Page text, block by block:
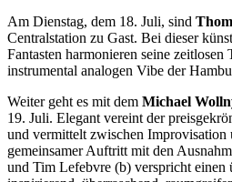
Am Dienstag, dem 18. Juli, sind
Centralstation zu Gast. Bei dieser
Fantasten harmonieren seine zeitlosen
instrumental analogen Vibe der
Weiter geht es mit dem Michael
19. Juli. Elegant vereint der
und vermittelt zwischen
gemeinsamer Auftritt mit den
und Tim Lefebvre (b) verspricht einen